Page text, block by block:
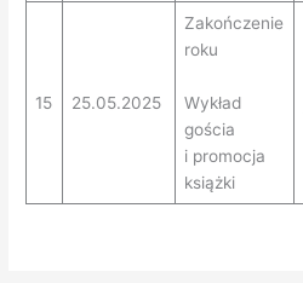
15 25.05.2025
Zakończenie
roku
Wykład
gościa
i promocja
książki